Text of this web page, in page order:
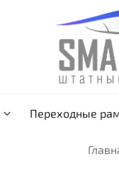
Переходные